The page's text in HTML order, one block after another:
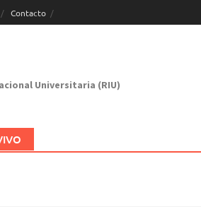
Contacto
Universitaria (RIU)